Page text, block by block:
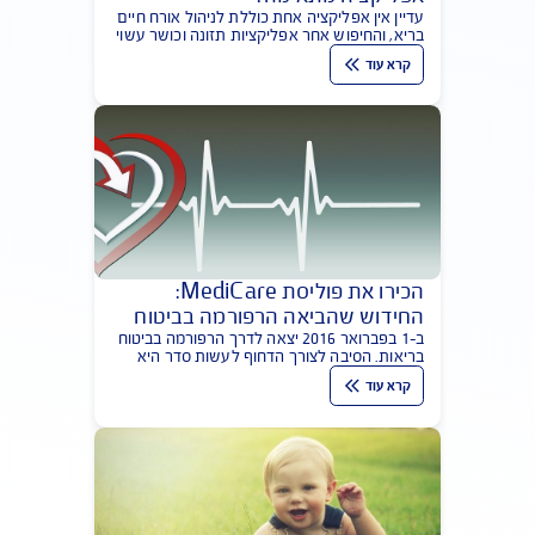
פוליסות ביטוח בריאות עוברות למרכז הבמה
ומהוות מרכיב מרכזי בתיק הביטוח האישי
והמשפחתי. 10 נקודות עיקריות למבוטח
אורח חיים בריא - איך מוצאים
אפליקציה מתאימה?
עדיין אין אפליקציה אחת כוללת לניהול אורח חיים
בריא, והחיפוש אחר אפליקציות תזונה וכושר עשוי
להיות ספורט בפני עצמו
קרא עוד